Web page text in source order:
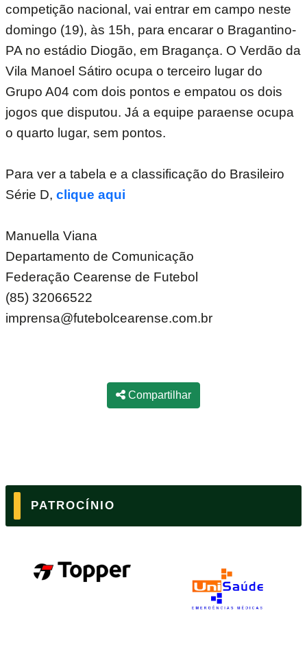
competição nacional, vai entrar em campo neste
domingo (19), às 15h, para encarar o Bragantino-
PA no estádio Diogão, em Bragança. O Verdão da
Vila Manoel Sátiro ocupa o terceiro lugar do
Grupo A04 com dois pontos e empatou os dois
jogos que disputou. Já a equipe paraense ocupa
o quarto lugar, sem pontos.
Para ver a tabela e a classificação do Brasileiro
Série D, clique aqui
Manuella Viana
Departamento de Comunicação
Federação Cearense de Futebol
(85) 32066522
imprensa@futebolcearense.com.br
Compartilhar
PATROCÍNIO